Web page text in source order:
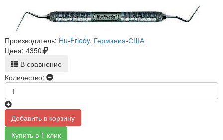
Производитель: Hu-Friedy, Германия-США
Цена: 4350
В сравнение
Количество:
Добавить в корзину
Купить в 1 клик